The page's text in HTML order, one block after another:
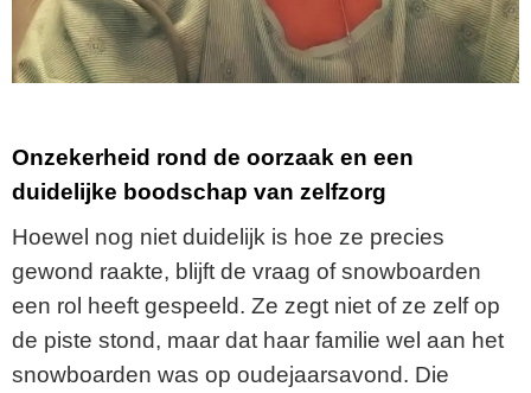
Onzekerheid rond de oorzaak en een
duidelijke boodschap van zelfzorg
Hoewel nog niet duidelijk is hoe ze precies
gewond raakte, blijft de vraag of snowboarden
een rol heeft gespeeld. Ze zegt niet of ze zelf op
de piste stond, maar dat haar familie wel aan het
snowboarden was op oudejaarsavond. Die